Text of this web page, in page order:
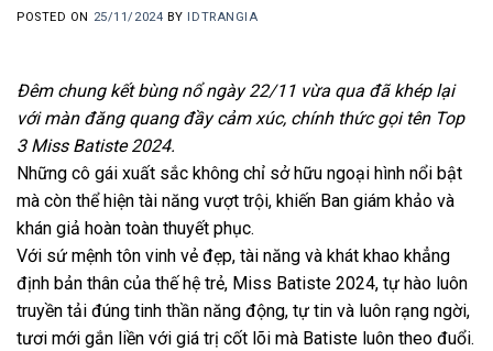
POSTED ON 25/11/2024 BY IDTRANGIA
Đêm chung kết bùng nổ ngày 22/11 vừa qua đã khép lại
với màn đăng quang đầy cảm xúc, chính thức gọi tên Top
3 Miss Batiste 2024.
Những cô gái xuất sắc không chỉ sở hữu ngoại hình nổi bật
mà còn thể hiện tài năng vượt trội, khiến Ban giám khảo và
khán giả hoàn toàn thuyết phục.
Với sứ mệnh tôn vinh vẻ đẹp, tài năng và khát khao khẳng
định bản thân của thế hệ trẻ, Miss Batiste 2024, tự hào luôn
truyền tải đúng tinh thần năng động, tự tin và luôn rạng ngời,
tươi mới gắn liền với giá trị cốt lõi mà Batiste luôn theo đuổi.